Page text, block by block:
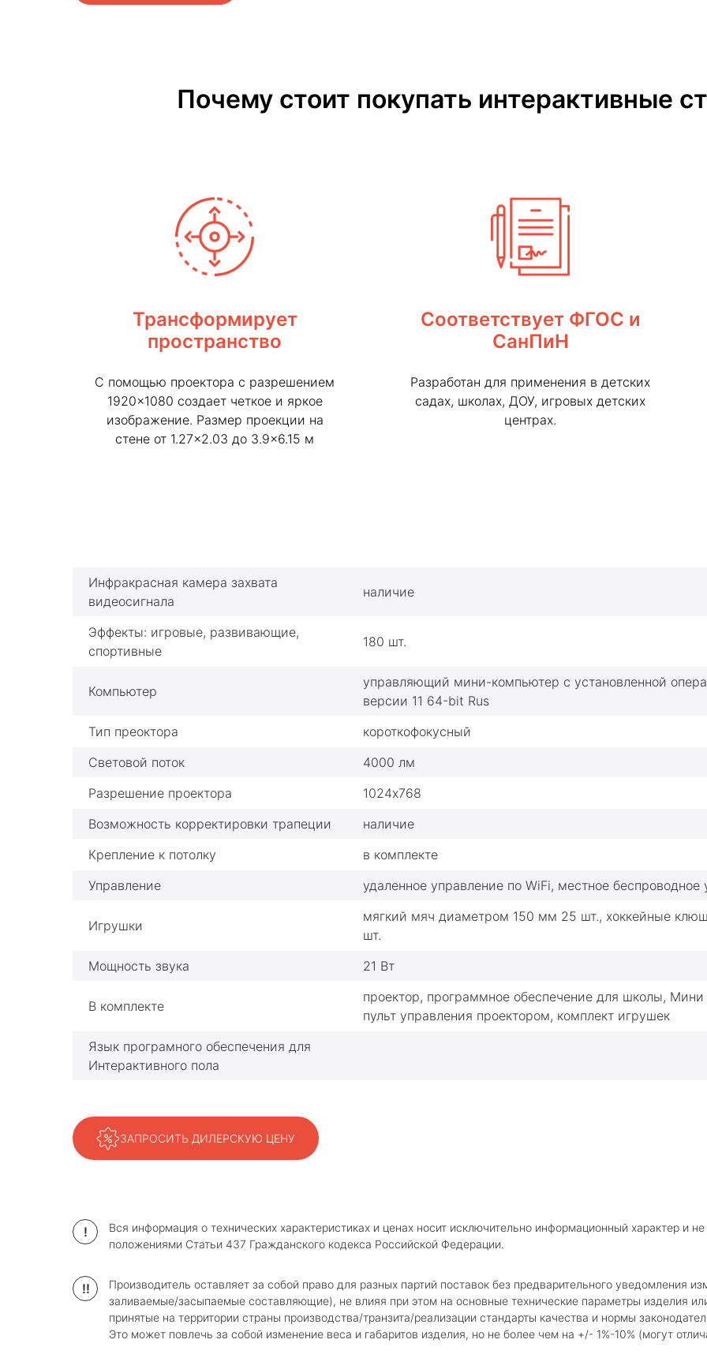
Почему стоит покупать интерактивные
Трансформирует
пространство
С помощью проектора с разрешением
1920×1080 создает четкое и яркое
изображение. Размер проекции на
стене от 1.27×2.03 до 3.9×6.15 м
Соответствует ФГОС и
СанПиН
Разработан для применения в детских
садах, школах, ДОУ, игровых детских
центрах.
Инфракрасная камера захвата
видеосигнала
наличие
Эффекты: игровые, развивающие,
спортивные
180 шт.
Компьютер
управляющий мини-компьютер с установленной
версии 11 64-bit Rus
Тип преоктора
короткофокусный
Световой поток
4000 лм
Разрешение проектора
1024х768
Возможность корректировки трапеции
наличие
Крепление к потолку
в комплекте
Управление
удаленное управление по WiFi, местное беcпроводное
Игрушки
мягкий мяч диаметром 150 мм 25 шт., хоккейные
шт.
Мощность звука
21 Вт
В комплекте
проектор, программное обеспечение для школы,
пульт управления проектором, комплект игрушек
Язык програмного обеспечения для
Интерактивного пола
ЗАПРОСИТЬ ДИЛЕРСКУЮ ЦЕНУ
!
Вся информация о технических характеристиках и ценах носит исключительно информационный характер и
положениями Статьи 437 Гражданского кодекса Российской Федерации.
!!
Производитель оставляет за собой право для разных партий поставок без предварительного уведомления
заливаемые/засыпаемые составляющие), не влияя при этом на основные технические параметры изделия
принятые на территории страны производства/транзита/реализации стандарты качества и нормы
Это может повлечь за собой изменение веса и габаритов изделия, но не более чем на +/- 1%-10% (могут